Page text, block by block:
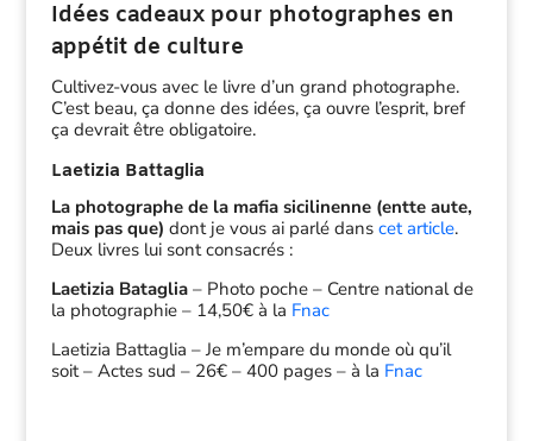
Idées cadeaux pour photographes en
appétit de culture
Cultivez-vous avec le livre d’un grand photographe.
C’est beau, ça donne des idées, ça ouvre l’esprit, bref
ça devrait être obligatoire.
Laetizia Battaglia
La photographe de la mafia sicilinenne (entte aute,
mais pas que) dont je vous ai parlé dans cet article.
Deux livres lui sont consacrés :
Laetizia Bataglia– Photo poche – Centre national de
la photographie – 14,50€ à la Fnac
Laetizia Battaglia – Je m’empare du monde où qu’il
soit – Actes sud – 26€ – 400 pages – à la Fnac